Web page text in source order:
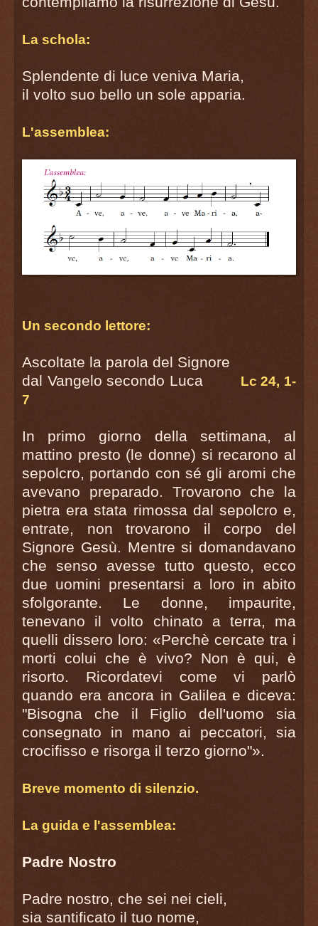
La schola:
Splendente di luce veniva Maria,
il volto suo bello un sole apparia.
L'assemblea:
Un secondo lettore:
Ascoltate la parola del Signore
dal Vangelo secondo Luca
Lc 24, 1-
7
In primo giorno della settimana, al
mattino presto (le donne) si recarono al
sepolcro, portando con sé gli aromi che
avevano preparado. Trovarono che la
pietra era stata rimossa dal sepolcro e,
entrate, non trovarono il corpo del
Signore Gesù. Mentre si domandavano
che senso avesse tutto questo, ecco
due uomini presentarsi a loro in abito
sfolgorante. Le donne, impaurite,
tenevano il volto chinato a terra, ma
quelli dissero loro: «Perchè cercate tra i
morti colui che è vivo? Non è qui, è
risorto. Ricordatevi come vi parlò
quando era ancora in Galilea e diceva:
"Bisogna che il Figlio dell'uomo sia
consegnato in mano ai peccatori, sia
crocifisso e risorga il terzo giorno"».
Breve momento di silenzio.
La guida e l'assemblea:
Padre Nostro
Padre nostro, che sei nei cieli,
sia santificato il tuo nome,